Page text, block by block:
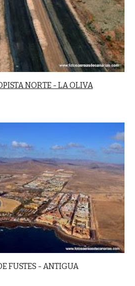
NORTE - LA OLIVA
FUSTES - ANTIGUA